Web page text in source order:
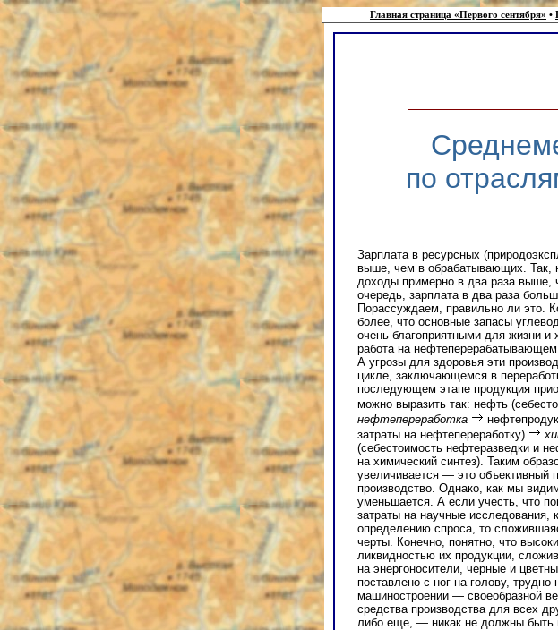
Главная страница «Первого сентября» •
по
Зарплата в ресурсных
выше, чем в обрабатывающих.
доходы примерно в два раза
очередь, зарплата в два раза
Порассуждаем, правильно ли это.
более, что основные запасы
очень благоприятными для жизни
работа на
А угрозы для здоровья эти
цикле, заключающемся в
последующем этапе продукция
можно выразить так: нефть
нефтепереработка
затраты на нефтепереработку)
(себестоимость нефтеразведки и
на химический синтез). Таким
увеличивается — это объективный
производство. Однако, как мы
уменьшается. А если учесть, что
затраты на научные исследования,
определению спроса, то
черты. Конечно, понятно, что
ликвидностью их продукции,
на энергоносители, черные и
поставлено с ног на голову,
машиностроении — своеобразной
средства производства для всех
либо еще, — никак не должны быть